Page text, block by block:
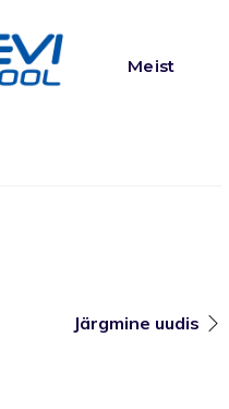
Meist
Järgmine uudis